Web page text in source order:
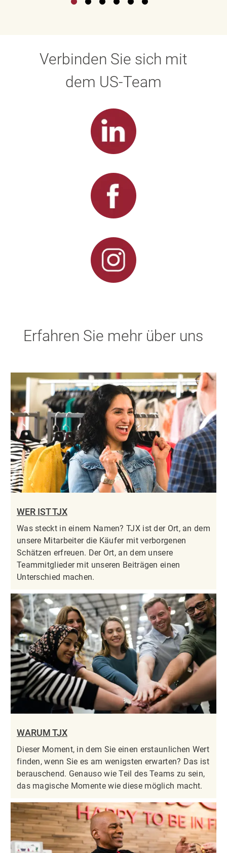
Verbinden Sie sich mit
dem US-Team
Erfahren Sie mehr über uns
WER IST TJX
Was steckt in einem Namen? TJX ist der Ort, an dem
unsere Mitarbeiter die Käufer mit verborgenen
Schätzen erfreuen. Der Ort, an dem unsere
Teammitglieder mit unseren Beiträgen einen
Unterschied machen.
WARUM TJX
Dieser Moment, in dem Sie einen erstaunlichen Wert
finden, wenn Sie es am wenigsten erwarten? Das ist
berauschend. Genauso wie Teil des Teams zu sein,
das magische Momente wie diese möglich macht.